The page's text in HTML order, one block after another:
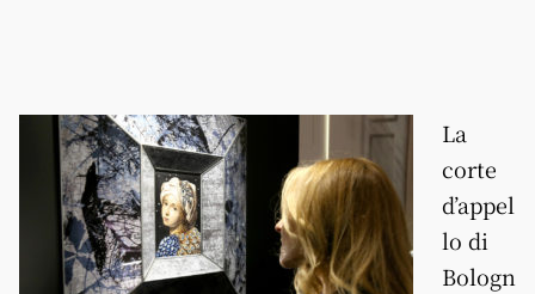
La
corte
d’appel
lo di
Bologn